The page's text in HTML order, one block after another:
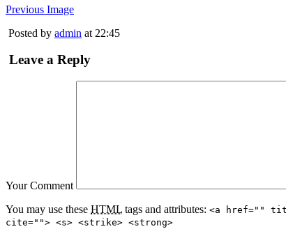
Previous Image
Posted by admin at 22:45
Leave a Reply
Your Comment
You may use these HTML tags and attributes: <a href=""
cite=""> <s> <strike> <strong>